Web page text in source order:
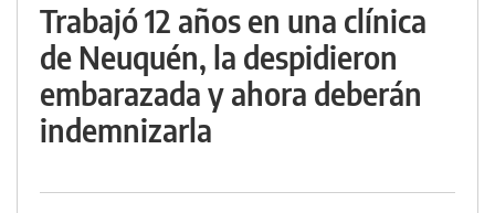
Trabajó 12 años en una clínica
de Neuquén, la despidieron
embarazada y ahora deberán
indemnizarla